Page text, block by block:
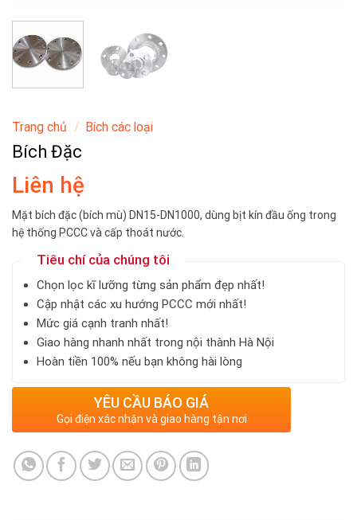
Trang chủ / Bích các loại
Bích Đặc
Liên hệ
Mặt bích đặc (bích mù) DN15-DN1000, dùng bịt kín đầu ống trong
hệ thống PCCC và cấp thoát nước.
Tiêu chí của chúng tôi
Chọn lọc kĩ lưỡng từng sản phẩm đẹp nhất!
Cập nhật các xu hướng PCCC mới nhất!
Mức giá cạnh tranh nhất!
Giao hàng nhanh nhất trong nội thành Hà Nội
Hoàn tiền 100% nếu bạn không hài lòng
YÊU CẦU BÁO GIÁ
Gọi điện xác nhận và giao hàng tận nơi